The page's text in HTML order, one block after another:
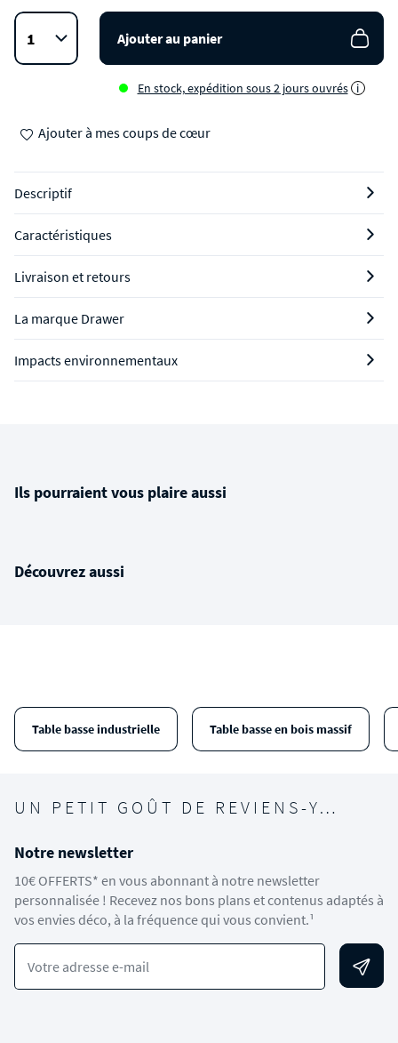
Ajouter au panier
En stock, expédition sous 2 jours ouvrés i
Ajouter à mes coups de cœur
Descriptif
Caractéristiques
Livraison et retours
La marque Drawer
Impacts environnementaux
Ils pourraient vous plaire aussi
Découvrez aussi
Table basse industrielle Table basse en bois massif
UN PETIT GOÛT DE REVIENS-Y…
Notre newsletter
10€ OFFERTS* en vous abonnant à notre newsletter
personnalisée ! Recevez nos bons plans et contenus adaptés à
vos envies déco, à la fréquence qui vous convient.¹
Votre adresse e-mail